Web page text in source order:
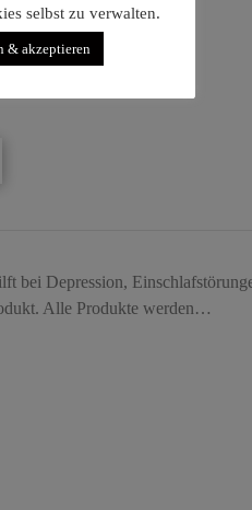
bei Depression,
Alle Produkte werden…
selbst zu verwalten.
& akzeptieren